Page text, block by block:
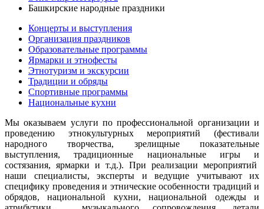
Башкирские народные праздники
Концерты и выступления
Организация праздников
Образовательные программы
Ярмарки и этнофесты
Этнотуризм и экскурсии
Традиции и обряды
Спортивные программы
Национальные кухни
Мы оказываем услуги по профессиональной организации и
проведению этнокультурных мероприятий (фестивали
народного творчества, зрелищные показательные
выступления, традиционные национальные игры и
состязания, ярмарки и т.д.). При реализации мероприятий
наши специалисты, эксперты и ведущие учитывают их
специфику проведения и этнические особенности традиций и
обрядов, национальной кухни, национальной одежды и